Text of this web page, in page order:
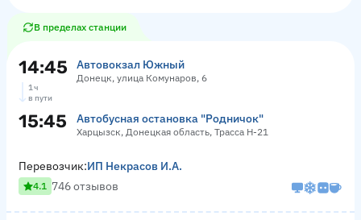
В пределах станции
14:45 Автовокзал Южный
Донецк, улица Комунаров, 6
1 ч
в пути
15:45 Автобусная остановка "Родничок"
Харцызск, Донецкая область, Трасса Н-21
Перевозчик:ИП Некрасов И.А.
4.1 746 отзывов